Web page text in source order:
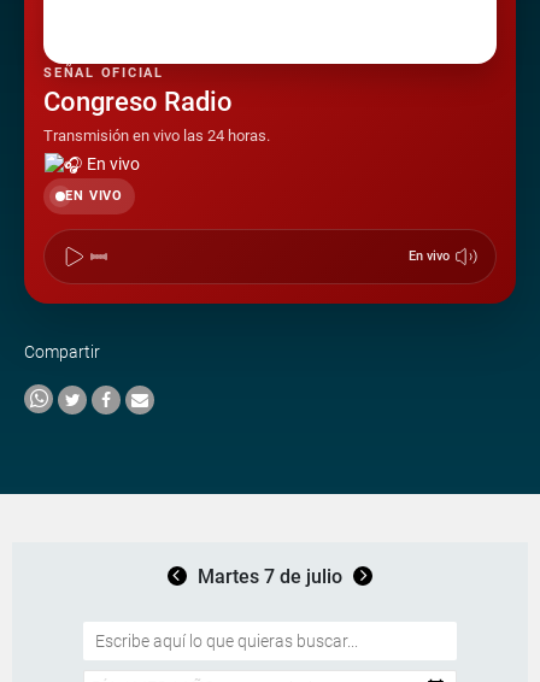
SEÑAL OFICIAL
Congreso Radio
Transmisión en vivo las 24 horas.
En vivo
EN VIVO
En vivo
Compartir
Martes 7 de julio